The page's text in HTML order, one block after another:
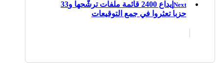
Next
إيداع 2400 قائمة ملفات ترشّحها و33
حزبا تعثروا في جمع التوقيعات